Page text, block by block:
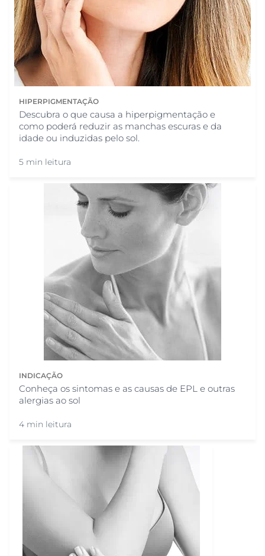
HIPERPIGMENTAÇÃO
Descubra o que causa a hiperpigmentação e
como poderá reduzir as manchas escuras e da
idade ou induzidas pelo sol.
5 min leitura
INDICAÇÃO
Conheça os sintomas e as causas de EPL e outras
alergias ao sol
4 min leitura